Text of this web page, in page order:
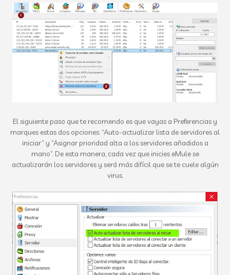
El siguiente paso que te recomendo es que vayas a Preferencias y
marques estas dos opciones: “Auto-actualizar lista de servidores al
iniciar” y “Asignar prioridad alta a los servidores añadidos a
mano”. De esta manera, cada vez que inicies eMule se
actualizarán los servidores y será más difícil que se te cuele algún
virus.